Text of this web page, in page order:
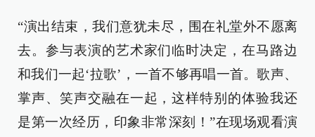
“演出结束，我们意犹未尽，围在礼堂外不愿离
去。参与表演的艺术家们临时决定，在马路边
和我们一起‘拉歌’，一首不够再唱一首。歌声、
掌声、笑声交融在一起，这样特别的体验我还
是第一次经历，印象非常深刻！”在现场观看演